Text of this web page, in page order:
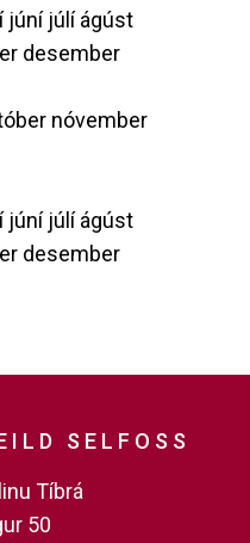
júní júlíágúst
desember
nóvember
júní júlíágúst
desember
SELFOSS
Tíbrá
50